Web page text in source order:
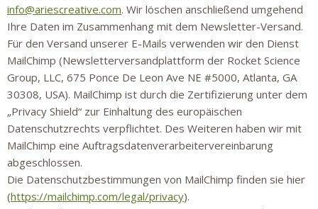
info@ariescreative.com. Wir löschen anschließend umgehend
Ihre Daten im Zusammenhang mit dem Newsletter-Versand.
Für den Versand unserer E-Mails verwenden wir den Dienst
MailChimp (Newsletterversandplattform der Rocket Science
Group, LLC, 675 Ponce De Leon Ave NE #5000, Atlanta, GA
30308, USA). MailChimp ist durch die Zertifizierung unter dem
„Privacy Shield“ zur Einhaltung des europäischen
Datenschutzrechts verpflichtet. Des Weiteren haben wir mit
MailChimp eine Auftragsdatenverarbeitervereinbarung
abgeschlossen.
Die Datenschutzbestimmungen von MailChimp finden sie hier
(https://mailchimp.com/legal/privacy).